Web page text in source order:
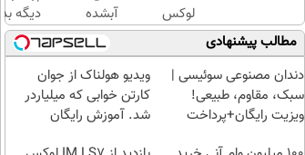
ایران
برقی
ایران
در
باشگاه
انقلاب
لوکس
ترین
شاسی
بلند
برقی
ایران
آبشده
حتی با
۱۰۰هزارتومان
دیگه
طلا با
بی‌بهره
مطالب پیشنهادی
دندان مصنوعی سوئیسی |
سبک، مقاوم، طبیعی!
ویزیت رایگان+پرداخت
ویدیو هولناک از جوان
کارتن خوابی که میلیاردر
شد. آموزش رایگان